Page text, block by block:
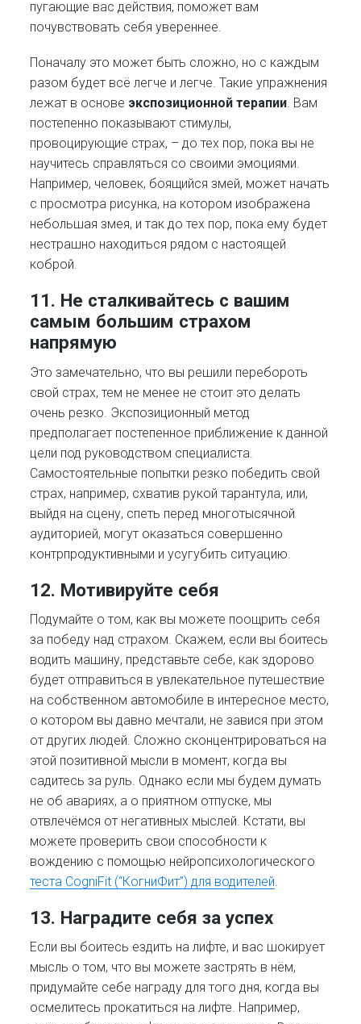
пугающие вас действия, поможет вам
почувствовать себя увереннее.
Поначалу это может быть сложно, но с каждым
разом будет всё легче и легче. Такие упражнения
лежат в основе экспозиционной терапии. Вам
постепенно показывают стимулы,
провоцирующие страх, – до тех пор, пока вы не
научитесь справляться со своими эмоциями.
Например, человек, боящийся змей, может начать
с просмотра рисунка, на котором изображена
небольшая змея, и так до тех пор, пока ему будет
нестрашно находиться рядом с настоящей
коброй.
11. Не сталкивайтесь с вашим
самым большим страхом
напрямую
Это замечательно, что вы решили перебороть
свой страх, тем не менее не стоит это делать
очень резко. Экспозиционный метод
предполагает постепенное приближение к данной
цели под руководством специалиста.
Самостоятельные попытки резко победить свой
страх, например, схватив рукой тарантула, или,
выйдя на сцену, спеть перед многотысячной
аудиторией, могут оказаться совершенно
контрпродуктивными и усугубить ситуацию.
12. Мотивируйте себя
Подумайте о том, как вы можете поощрить себя
за победу над страхом. Скажем, если вы боитесь
водить машину, представьте себе, как здорово
будет отправиться в увлекательное путешествие
на собственном автомобиле в интересное место,
о котором вы давно мечтали, не завися при этом
от других людей. Сложно сконцентрироваться на
этой позитивной мысли в момент, когда вы
садитесь за руль. Однако если мы будем думать
не об авариях, а о приятном отпуске, мы
отвлечёмся от негативных мыслей. Кстати, вы
можете проверить свои способности к
вождению с помощью нейропсихологического
теста CogniFit (“КогниФит”) для водителей.
13. Наградите себя за успех
Если вы боитесь ездить на лифте, и вас шокирует
мысль о том, что вы можете застрять в нём,
придумайте себе награду для того дня, когда вы
осмелитесь прокатиться на лифте. Например,